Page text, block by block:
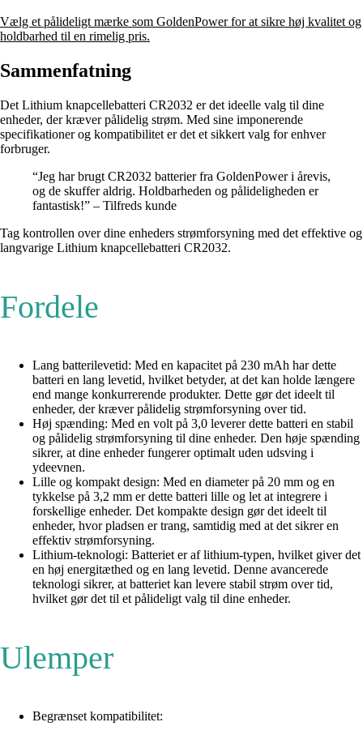
Vælg et pålideligt mærke som GoldenPower for at sikre høj kvalitet og
holdbarhed til en rimelig pris.
Sammenfatning
Det Lithium knapcellebatteri CR2032 er det ideelle valg til dine
enheder, der kræver pålidelig strøm. Med sine imponerende
specifikationer og kompatibilitet er det et sikkert valg for enhver
forbruger.
“Jeg har brugt CR2032 batterier fra GoldenPower i årevis,
og de skuffer aldrig. Holdbarheden og pålideligheden er
fantastisk!” – Tilfreds kunde
Tag kontrollen over dine enheders strømforsyning med det effektive og
langvarige Lithium knapcellebatteri CR2032.
Fordele
Lang batterilevetid: Med en kapacitet på 230 mAh har dette
batteri en lang levetid, hvilket betyder, at det kan holde længere
end mange konkurrerende produkter. Dette gør det ideelt til
enheder, der kræver pålidelig strømforsyning over tid.
Høj spænding: Med en volt på 3,0 leverer dette batteri en stabil
og pålidelig strømforsyning til dine enheder. Den høje spænding
sikrer, at dine enheder fungerer optimalt uden udsving i
ydeevnen.
Lille og kompakt design: Med en diameter på 20 mm og en
tykkelse på 3,2 mm er dette batteri lille og let at integrere i
forskellige enheder. Det kompakte design gør det ideelt til
enheder, hvor pladsen er trang, samtidig med at det sikrer en
effektiv strømforsyning.
Lithium-teknologi: Batteriet er af lithium-typen, hvilket giver det
en høj energitæthed og en lang levetid. Denne avancerede
teknologi sikrer, at batteriet kan levere stabil strøm over tid,
hvilket gør det til et pålideligt valg til dine enheder.
Ulemper
Begrænset kompatibilitet: